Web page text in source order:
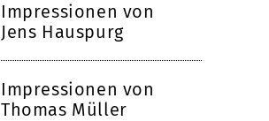
Impressionen von
Jens Hauspurg
Impressionen von
Thomas Müller